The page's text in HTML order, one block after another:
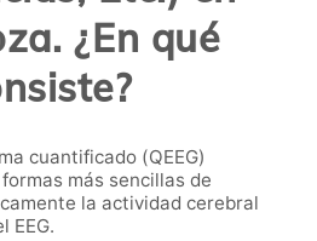
¿En qué
cuantificado (QEEG)
más sencillas de
la actividad cerebral
EEG.